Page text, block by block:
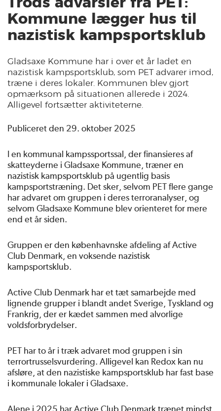
Trods advarsler fra PET:
Kommune lægger hus til
nazistisk kampsportsklub
Gladsaxe Kommune har i over et år ladet en
nazistisk kampsportsklub, som PET advarer imod,
træne i deres lokaler. Kommunen blev gjort
opmærksom på situationen allerede i 2024.
Alligevel fortsætter aktiviteterne.
Publiceret den 29. oktober 2025
I en kommunal kampssportssal, der finansieres af
skatteyderne i Gladsaxe Kommune, træner en
nazistisk kampsportsklub på ugentlig basis
kampsportstræning. Det sker, selvom PET flere gange
har advaret om gruppen i deres terroranalyser, og
selvom Gladsaxe Kommune blev orienteret for mere
end et år siden.
Gruppen er den københavnske afdeling af Active
Club Denmark, en voksende nazistisk
kampsportsklub.
Active Club Denmark har et tæt samarbejde med
lignende grupper i blandt andet Sverige, Tyskland og
Frankrig, der er kædet sammen med alvorlige
voldsforbrydelser.
PET har to år i træk advaret mod gruppen i sin
terrortrusselsvurdering. Alligevel kan Redox kan nu
afsløre, at den nazistiske kampsportsklub har fast base
i kommunale lokaler i Gladsaxe.